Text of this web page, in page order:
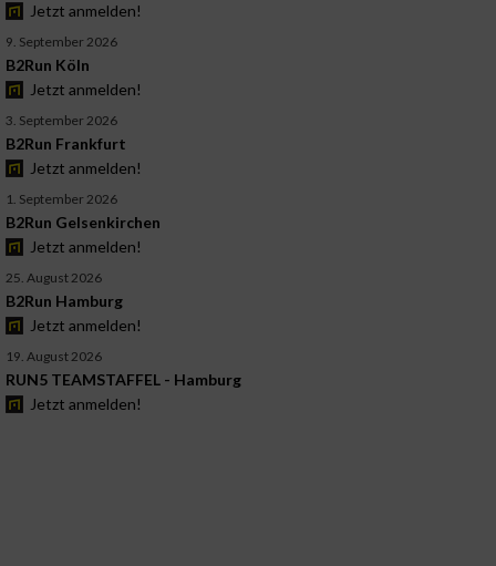
Jetzt anmelden!
9. September 2026
B2Run Köln
Jetzt anmelden!
3. September 2026
B2Run Frankfurt
Jetzt anmelden!
1. September 2026
B2Run Gelsenkirchen
Jetzt anmelden!
25. August 2026
B2Run Hamburg
Jetzt anmelden!
19. August 2026
RUN5 TEAMSTAFFEL - Hamburg
Jetzt anmelden!